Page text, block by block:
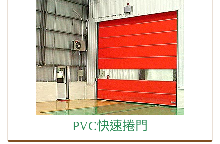
PVC快速捲門